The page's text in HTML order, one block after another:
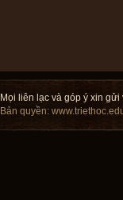
Mọi liên lạc và góp ý xin gửi
Bản quyền: